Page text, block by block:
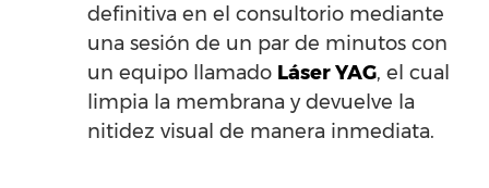
definitiva en el consultorio mediante
una sesión de un par de minutos con
un equipo llamado Láser YAG, el cual
limpia la membrana y devuelve la
nitidez visual de manera inmediata.